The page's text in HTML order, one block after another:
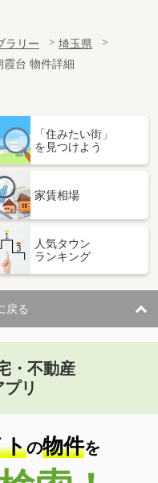
ラリー
埼玉県
台 物件詳細
「住みたい街」
を見つけよう
家賃相場
人気タウン
ランキング
戻る
・不動産
プリ
トの物件を